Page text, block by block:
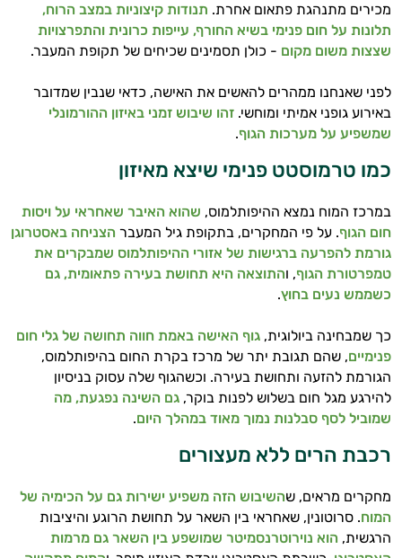
מכירים מתנהגת פתאום אחרת. תנודות קיצוניות במצב הרוח,
תלונות על חום פנימי בשיא החורף, עייפות כרונית והתפרצויות
שצצות משום מקום - כולן תסמינים שכיחים של תקופת המעבר.
לפני שאנחנו ממהרים להאשים את האישה, כדאי שנבין שמדובר
באירוע גופני אמיתי ומוחשי. זהו שיבוש זמני באיזון ההורמונלי
שמשפיע על מערכות הגוף.
כמו טרמוסטט פנימי שיצא מאיזון
במרכז המוח נמצא ההיפותלמוס, שהוא האיבר שאחראי על ויסות
חום הגוף. על פי המחקרים, בתקופת גיל המעבר הצניחה באסטרוגן
גורמת להפרעה ברגישות של אזורי ההיפותלמוס שמבקרים את
טמפרטורת הגוף, והתוצאה היא תחושת בעירה פתאומית, גם
כשממש נעים בחוץ.
כך שמבחינה ביולוגית, גוף האישה באמת חווה תחושה של גלי חום
פנימיים, שהם תגובת יתר של מרכז בקרת החום בהיפותלמוס,
הגורמת להזעה ותחושת בעירה. וכשהגוף שלה עסוק בניסיון
להירגע מגל חום בשלוש לפנות בוקר, גם השינה נפגעת, מה
שמוביל לסף סבלנות נמוך מאוד במהלך היום.
רכבת הרים ללא מעצורים
מחקרים מראים, שהשיבוש הזה משפיע ישירות גם על הכימיה של
המוח. סרוטונין, שאחראי בין השאר על תחושת הרוגע והיציבות
הרגשית, הוא נוירוטרנסמיטר שמושפע בין השאר גם מרמות